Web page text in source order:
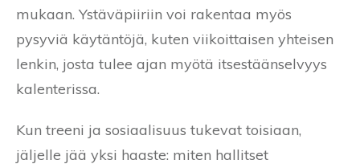
mukaan. Ystäväpiiriin voi rakentaa myös
pysyviä käytäntöjä, kuten viikoittaisen yhteisen
lenkin, josta tulee ajan myötä itsestäänselvyys
kalenterissa.
Kun treeni ja sosiaalisuus tukevat toisiaan,
jäljelle jää yksi haaste: miten hallitset